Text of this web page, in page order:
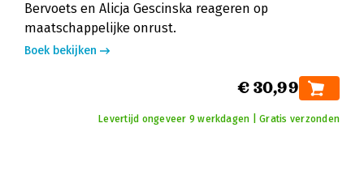
Bervoets en Alicja Gescinska reageren op
maatschappelijke onrust.
Boek bekijken
€ 30,99
Levertijd ongeveer 9 werkdagen | Gratis verzonden